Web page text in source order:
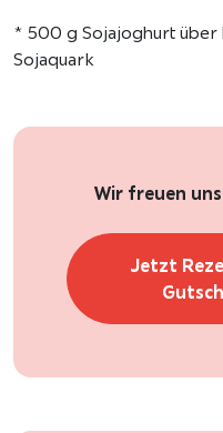
* 500 g Sojajoghurt
Sojaquark
Wir freuen
Jetzt